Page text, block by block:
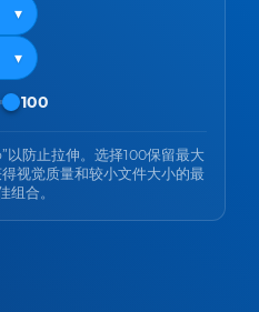
100
以防止拉伸。选择100保留最大
视觉质量和较小文件大小的最
组合。